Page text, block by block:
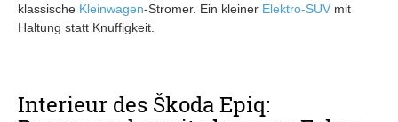
klassische Kleinwagen-Stromer. Ein kleiner Elektro-SUV mit
Haltung statt Knuffigkeit.
Interieur des Škoda Epiq: